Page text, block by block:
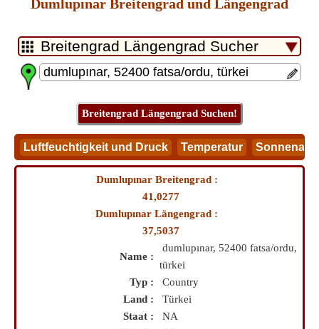
Dumlupınar Breitengrad und Längengrad
Dumlupınar Breitengrad :
41,0277
Dumlupınar Längengrad :
37,5037
Name :
dumlupınar, 52400 fatsa/ordu,
türkei
Typ :
Country
Land :
Türkei
Staat :
NA